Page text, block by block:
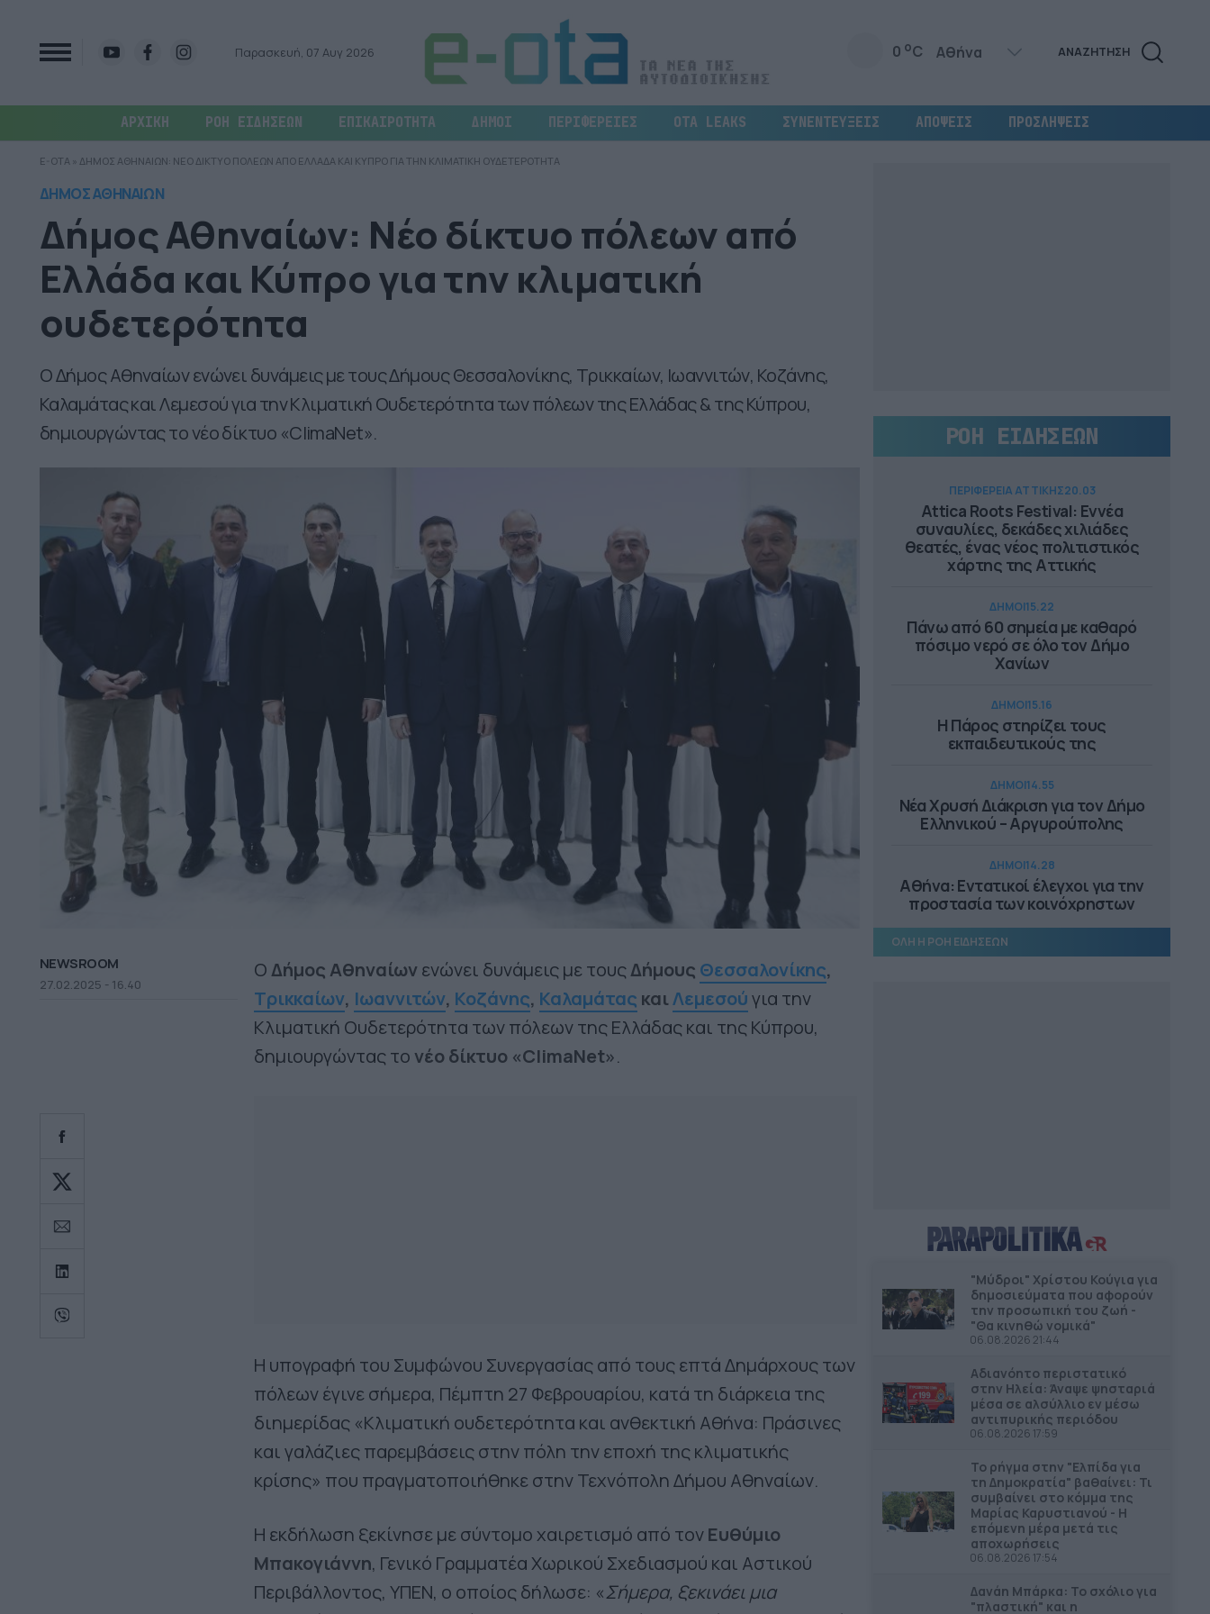
Παρασκευή, 07 Αυγ 2026 0 oC ΑΝΑΖΗΤΗΣΗ
ΑΡΧΙΚΗ ΡΟΗ ΕΙΔΗΣΕΩΝ ΕΠΙΚΑΙΡΟΤΗΤΑ ΔΗΜΟΙ ΠΕΡΙΦΕΡΕΙΕΣ OTA LEAKS ΣΥΝΕΝΤΕΥΞΕΙΣ ΑΠΟΨΕΙΣ ΠΡΟΣΛΗΨΕΙΣ
E-OTA » ΔΗΜΟΣ ΑΘΗΝΑΙΩΝ: ΝΕΟ ΔΙΚΤΥΟ ΠΟΛΕΩΝ ΑΠΟ ΕΛΛΑΔΑ ΚΑΙ ΚΥΠΡΟ ΓΙΑ ΤΗΝ ΚΛΙΜΑΤΙΚΗ ΟΥΔΕΤΕΡΟΤΗΤΑ
ΔΗΜΟΣ ΑΘΗΝΑΙΩΝ
Δήμος Αθηναίων: Νέο δίκτυο πόλεων από
Ελλάδα και Κύπρο για την κλιματική
ουδετερότητα
Ο Δήμος Αθηναίων ενώνει δυνάμεις με τους Δήμους Θεσσαλονίκης, Τρικκαίων, Ιωαννιτών, Κοζάνης,
Καλαμάτας και Λεμεσού για την Κλιματική Ουδετερότητα των πόλεων της Ελλάδας & της Κύπρου,
δημιουργώντας το νέο δίκτυο «ClimaNet».
NEWSROOM
27.02.2025 - 16.40
ΟΔήμος Αθηναίωνενώνει δυνάμεις με τουςΔήμους Θεσσαλονίκης,
Τρικκαίων, Ιωαννιτών, Κοζάνης, Καλαμάτας καιΛεμεσούγια την
Κλιματική Ουδετερότητα των πόλεων της Ελλάδας και της Κύπρου,
δημιουργώντας το νέο δίκτυο «ClimaNet».
Η υπογραφή του Συμφώνου Συνεργασίας από τους επτά Δημάρχους των
πόλεων έγινε σήμερα, Πέμπτη 27 Φεβρουαρίου, κατά τη διάρκεια της
διημερίδας «Κλιματική ουδετερότητα και ανθεκτική Αθήνα: Πράσινες
και γαλάζιες παρεμβάσεις στην πόλη την εποχή της κλιματικής
κρίσης» που πραγματοποιήθηκε στην Τεχνόπολη Δήμου Αθηναίων.
Η εκδήλωση ξεκίνησε με σύντομο χαιρετισμό από τονΕυθύμιο
Μπακογιάννη, Γενικό Γραμματέα Χωρικού Σχεδιασμού και Αστικού
Περιβάλλοντος, ΥΠΕΝ, ο οποίος δήλωσε: «Σήμερα, ξεκινάει μια
ΡΟΗ ΕΙΔΗΣΕΩΝ
ΠΕΡΙΦΕΡΕΙΑ ΑΤΤΙΚΗΣ20.03
Attica Roots Festival: Εννέα
συναυλίες, δεκάδες χιλιάδες
θεατές, ένας νέος πολιτιστικός
χάρτης της Αττικής
ΔΗΜΟΙ15.22
Πάνω από 60 σημεία με καθαρό
πόσιμο νερό σε όλο τον Δήμο
Χανίων
ΔΗΜΟΙ15.16
Η Πάρος στηρίζει τους
εκπαιδευτικούς της
ΔΗΜΟΙ14.55
Νέα Χρυσή Διάκριση για τον Δήμο
Ελληνικού – Αργυρούπολης
ΔΗΜΟΙ14.28
Αθήνα: Εντατικοί έλεγχοι για την
προστασία των κοινόχρηστων
ΔΗΜΟΙ
πληγείσες κατοικίες και
επιχειρήσεις στα Μέγαρα
ΔΗΜΟΙ11.54
Ανδραβίδας-Κυλλήνης από το
Ταμείο Αλληλεγγύης
ΔΗΜΟΙ11.43
45,4 εκατ. ευρώ για την βελτίωση
των υποδομών του νέου
αεροδρομίου Πάρου
ΠΕΡΙΦΕΡΕΙΑ ΑΝΑΤΟΛΙΚΗΣ ΜΑΚΕΔΟΝΙΑΣ &
Νέος φωτισμός LED στο οδικό
δίκτυο της Περιφέρειας ΑΜΘ –
ΟΛΗ Η ΡΟΗ ΕΙΔΗΣΕΩΝ
"Μύδροι" Χρίστου Κούγια για
δημοσιεύματα που αφορούν
την προσωπική του ζωή -
"Θα κινηθώ νομικά"
06.08.2026 21:44
Αδιανόητο περιστατικό
στην Ηλεία: Άναψε ψησταριά
μέσα σε αλσύλλιο εν μέσω
αντιπυρικής περιόδου
06.08.2026 17:59
Το ρήγμα στην "Ελπίδα για
τη Δημοκρατία" βαθαίνει: Τι
συμβαίνει στο κόμμα της
Μαρίας Καρυστιανού - Η
επόμενη μέρα μετά τις
αποχωρήσεις
06.08.2026 17:54
Δανάη Μπάρκα: Το σχόλιο για
"πλαστική" και η